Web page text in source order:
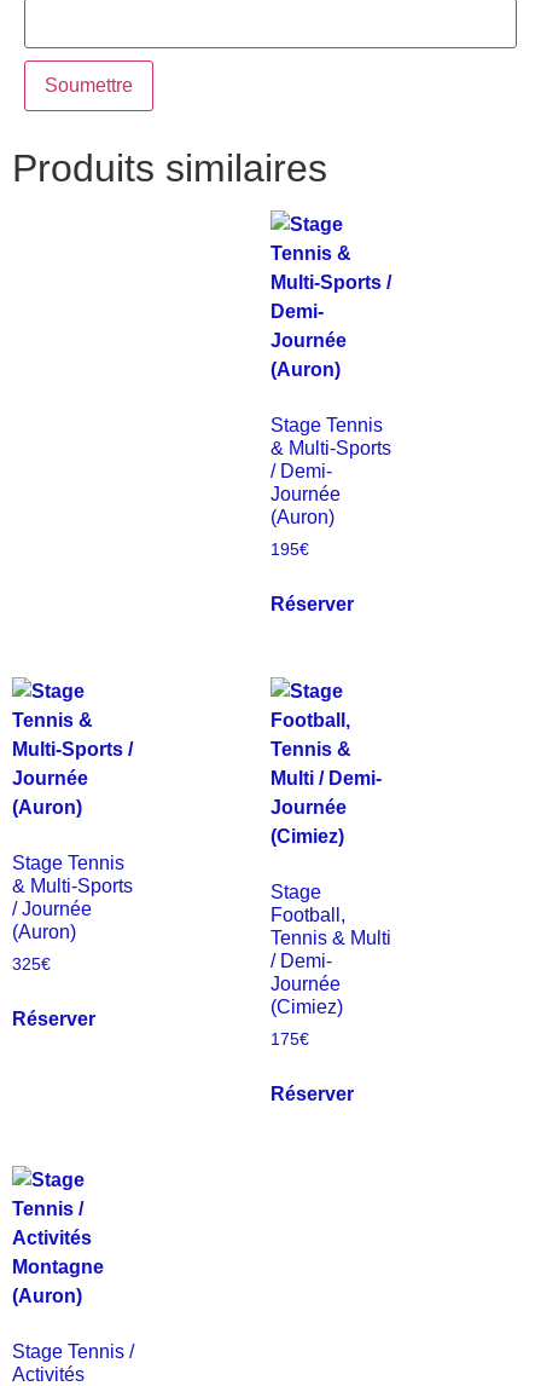
Produits similaires
Stage Tennis
& Multi-Sports
/ Demi-
Journée
(Auron)
195€
Réserver
Stage Tennis
& Multi-Sports
/ Journée
(Auron)
325€
Réserver
Stage
Football,
Tennis & Multi
/ Demi-
Journée
(Cimiez)
175€
Réserver
Stage Tennis /
Activités